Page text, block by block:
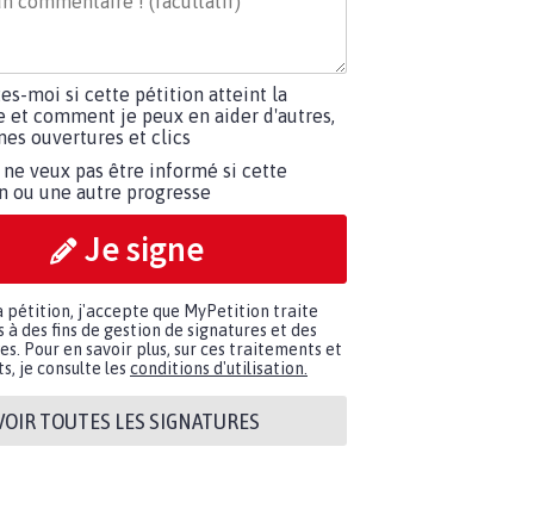
moi si cette pétition atteint la
et comment je peux en aider d'autres,
ouvertures et clics
ne veux pas être informé si cette
ou une autre progresse
Je signe
pétition, j'accepte que MyPetition traite
à des fins de gestion de signatures et des
Pour en savoir plus, sur ces traitements et
je consulte les conditions d'utilisation.
TOUTES LES SIGNATURES